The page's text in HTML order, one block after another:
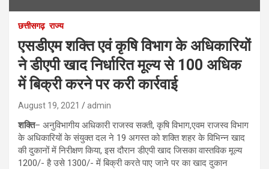
छत्तीसगढ़ राज्य
एसडीएम शक्ति एवं कृषि विभाग के अधिकारियों
ने डीएपी खाद निर्धारित मूल्य से 100 अधिक
में बिक्री करने पर करी कार्रवाई
August 19, 2021 admin
शक्ति– अनुविभागीय अधिकारी राजस्व सक्ती, कृषि विभाग,एवम राजस्व विभाग
के अधिकारियों के संयुक्त दल ने 19 अगस्त को शक्ति शहर के विभिन्न खाद
की दुकानों में निरीक्षण किया, इस दौरान डीएपी खाद जिसका वास्तविक मूल्य
1200/- है उसे 1300/- में बिक्री करते पाए जाने पर का खाद दुकान